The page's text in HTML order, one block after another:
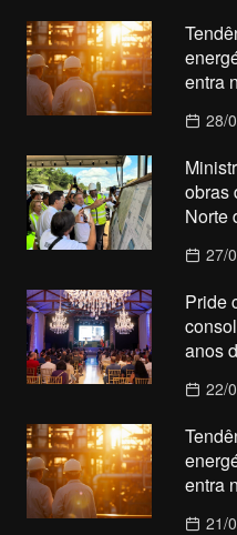
entra
28/
obras
Norte
27/
Pride
anos
22/
entra
21/